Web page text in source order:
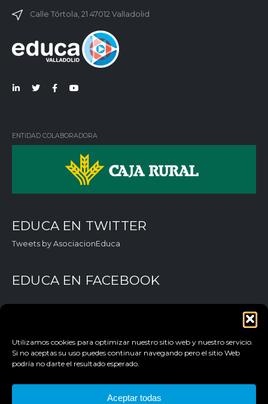
Utilizamos cookies para optimizar nuestro sitio web y nuestro servicio.
Si no aceptas su uso puedes continuar navegando pero el sitio Web
podría no darte el resultado esperado.
Aceptar todas
Calle Tórtola, 21 47012 Valladolid
ENTIDAD COLABORADORA
EDUCA EN TWITTER
Tweets by AsociacionEduca
EDUCA EN FACEBOOK